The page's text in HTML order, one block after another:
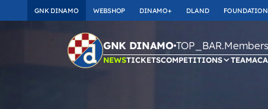
GNK DINAMO WEBSHOP DINAMO+ DLAND FOUNDATION
GNK DINAMO
NEWSTICKETSCOMPETITIONS TEAM